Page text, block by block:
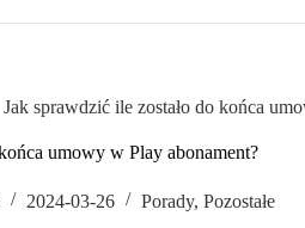
Jak sprawdzić ile zostało do końca
umowy w Play abonament?
2024-03-26 Porady, Pozostałe